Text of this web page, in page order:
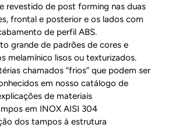
revestido de post forming nas duas
frontal e posterior e os lados com
de perfil ABS.
grande de padrões de cores e
melamínico lisos ou texturizados.
chamados “frios” que podem ser
em nosso catálogo de
de materiais
em INOX AISI 304
dos tampos à estrutura